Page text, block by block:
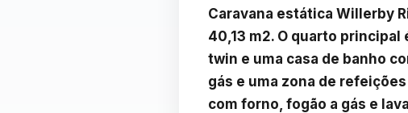
Caravana estática Willerby
40,13 m2. O quarto
twin e uma casa de banho
gás e uma zona de
com forno, fogão a gás e